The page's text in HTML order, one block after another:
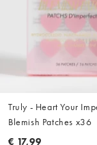
Truly - Heart Your
Blemish Patches x36
€ 17,99